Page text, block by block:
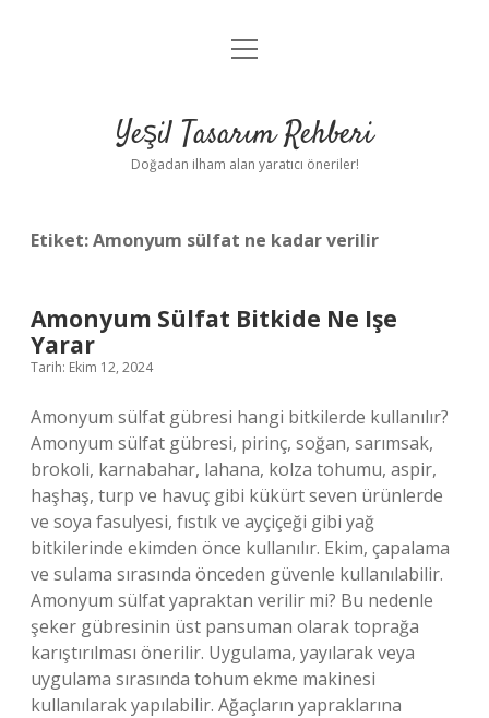
Anasayfa
Yasal Uyarı
menüyü
Yeşil Tasarım Rehberi
Doğadan ilham alan yaratıcı öneriler!
Etiket:Amonyum sülfat ne kadar verilir
Amonyum Sülfat Bitkide Ne Işe
Yarar
Tarih: Ekim 12, 2024
Amonyum sülfat gübresi hangi bitkilerde kullanılır?
Amonyum sülfat gübresi, pirinç, soğan, sarımsak,
brokoli, karnabahar, lahana, kolza tohumu, aspir,
haşhaş, turp ve havuç gibi kükürt seven ürünlerde
ve soya fasulyesi, fıstık ve ayçiçeği gibi yağ
bitkilerinde ekimden önce kullanılır. Ekim, çapalama
ve sulama sırasında önceden güvenle kullanılabilir.
Amonyum sülfat yapraktan verilir mi? Bu nedenle
şeker gübresinin üst pansuman olarak toprağa
karıştırılması önerilir. Uygulama, yayılarak veya
uygulama sırasında tohum ekme makinesi
kullanılarak yapılabilir. Ağaçların yapraklarına